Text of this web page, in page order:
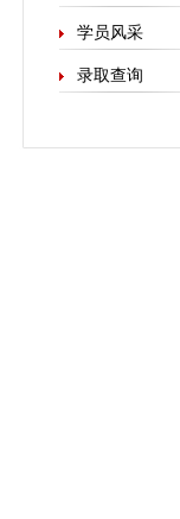
学员风采
录取查询